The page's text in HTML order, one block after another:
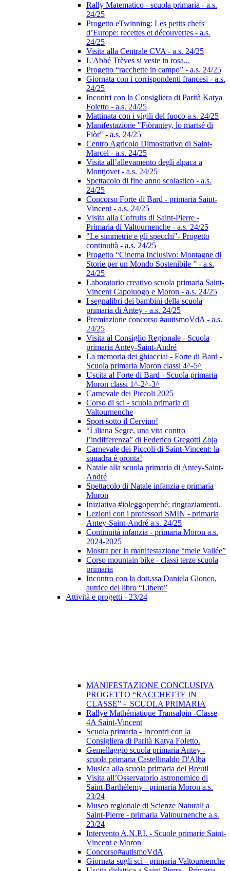
Rally Matematico - scuola primaria - a.s.
24/25
Progetto eTwinning: Les petits chefs
d’Europe: recettes et découvertes - a.s.
24/25
Visita alla Centrale CVA - a.s. 24/25
L'Abbé Trèves si veste in rosa...
Progetto “racchette in campo” - a.s. 24/25
Giornata con i corrispondenti francesi - a.s.
24/25
Incontri con la Consigliera di Parità Katya
Foletto - a.s. 24/25
Mattinata con i vigili del fuoco a.s. 24/25
Manifestazione "Fiòrantey, lo martsé di
Fiòr" - a.s. 24/25
Centro Agricolo Dimostrativo di Saint-
Marcel - a.s. 24/25
Visita all’allevamento degli alpaca a
Montjovet - a.s. 24/25
Spettacolo di fine anno scolastico - a.s.
24/25
Concorso Forte di Bard - primaria Saint-
Vincent - a.s. 24/25
Visita alla Cofruits di Saint-Pierre -
Primaria di Valtournenche - a.s. 24/25
"Le simmetrie e gli specchi"- Progetto
continuità - a.s. 24/25
Progetto “Cinema Inclusivo: Montagne di
Storie per un Mondo Sostenibile ” - a.s.
24/25
Laboratorio creativo scuola primaria Saint-
Vincent Capoluogo e Moron - a.s. 24/25
I segnalibri dei bambini della scuola
primaria di Antey - a.s. 24/25
Premiazione concorso #autismoVdA - a.s.
24/25
Visita al Consiglio Regionale - Scuola
primaria Antey-Saint-André
La memoria dei ghiacciai - Forte di Bard -
Scuola primaria Moron classi 4^-5^
Uscita al Forte di Bard - Scuola primaria
Moron classi 1^-2^-3^
Carnevale dei Piccoli 2025
Corso di sci - scuola primaria di
Valtournenche
Sport sotto il Cervino!
“Liliana Segre, una vita contro
l’indifferenza” di Federico Gregotti Zoja
Carnevale dei Piccoli di Saint-Vincent: la
squadra è pronta!
Natale alla scuola primaria di Antey-Saint-
André
Spettacolo di Natale infanzia e primaria
Moron
Iniziativa #ioleggoperché: ringraziamenti.
Lezioni con i professori SMIN - primaria
Antey-Saint-André a.s. 24/25
Continuità infanzia - primaria Moron a.s.
2024-2025
Mostra per la manifestazione “mele Vallée”
Corso mountain bike - classi terze scuola
primaria
Incontro con la dott.ssa Daniela Gionco,
autrice del libro “Libero”
Attività e progetti - 23/24
MANIFESTAZIONE CONCLUSIVA
PROGETTO “RACCHETTE IN
CLASSE” - SCUOLA PRIMARIA
Rallye Mathématique Transalpin -Classe
4A Saint-Vincent
Scuola primaria - Incontri con la
Consigliera di Parità Katya Foletto.
Gemellaggio scuola primaria Antey -
scuola primaria Castellinaldo D'Alba
Musica alla scuola primaria del Breuil
Visita all’Osservatorio astronomico di
Saint-Barthélemy - primaria Moron a.s.
23/24
Museo regionale di Scienze Naturali a
Saint-Pierre - primaria Valtournenche a.s.
23/24
Intervento A.N.P.I. - Scuole primarie Saint-
Vincent e Moron
Concorso#autismoVdA
Giornata sugli sci - primaria Valtournenche